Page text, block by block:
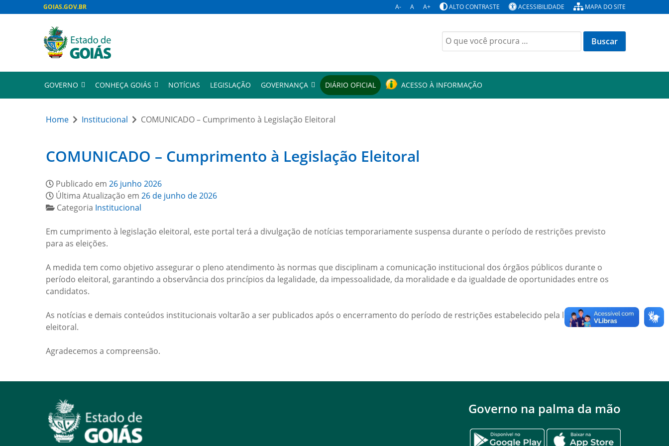
GOIAS.GOV.BR A- A A+ ALTO CONTRASTE ACESSIBILIDADE MAPA DO SITE
Buscar
por:
GOVERNO CONHEÇA GOIÁS NOTÍCIAS LEGISLAÇÃO GOVERNANÇA DIÁRIO OFICIAL ACESSO À INFORMAÇÃO
Home Institucional COMUNICADO – Cumprimento à Legislação Eleitoral
COMUNICADO – Cumprimento à Legislação Eleitoral
Publicado em 26 junho 2026
Última Atualização em 26 de junho de 2026
Categoria Institucional
Em cumprimento à legislação eleitoral, este portal terá a divulgação de notícias temporariamente suspensa durante o período de restrições previsto
para as eleições.
A medida tem como objetivo assegurar o pleno atendimento às normas que disciplinam a comunicação institucional dos órgãos públicos durante o
período eleitoral, garantindo a observância dos princípios da legalidade, da impessoalidade, da moralidade e da igualdade de oportunidades entre os
candidatos.
As notícias e demais conteúdos institucionais voltarão a ser publicados após o encerramento do período de restrições estabelecido pela legislação
eleitoral.
Agradecemos a compreensão.
Governo na palma da mão